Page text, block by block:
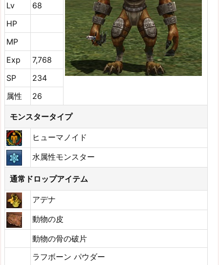
Lv
68
HP
MP
Exp
7,768
SP
234
属性
26
モンスタータイプ
ヒューマノイド
水属性モンスター
通常ドロップアイテム
アデナ
動物の皮
動物の骨の破片
ラフボーン パウダー